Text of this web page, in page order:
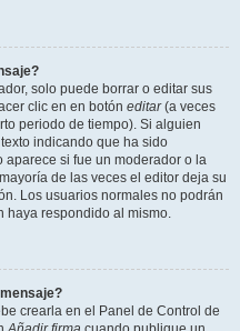
solo puede borrar o editar sus
clic en en botón editar(a veces
periodo de tiempo). Si alguien
indicando que ha sido
si fue un moderador o la
de las veces el editor deja su
Los usuarios normales no podrán
haya respondido al mismo.
crearla en el Panel de Control de